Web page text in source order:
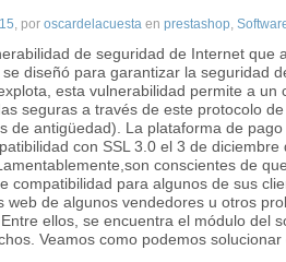
, por oscardelacuesta en prestashop,
de seguridad de Internet que
diseñó para garantizar la seguridad
esta vulnerabilidad permite a un
seguras a través de este protocolo
de antigüedad). La plataforma de
con SSL 3.0 el 3 de
conscientes de
compatibilidad para algunos de sus
web de algunos vendedores u otros
ellos, se encuentra el módulo del
Veamos como podemos